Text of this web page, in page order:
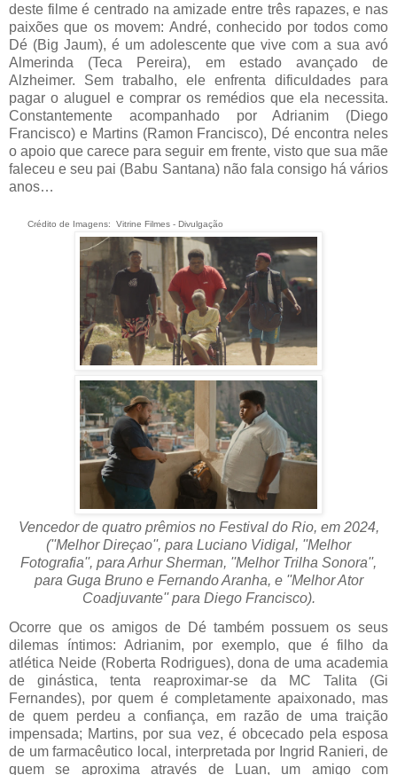
deste filme é centrado na amizade entre três rapazes, e nas
paixões que os movem: André, conhecido por todos como
Dé (Big Jaum), é um adolescente que vive com a sua avó
Almerinda (Teca Pereira), em estado avançado de
Alzheimer. Sem trabalho, ele enfrenta dificuldades para
pagar o aluguel e comprar os remédios que ela necessita.
Constantemente acompanhado por Adrianim (Diego
Francisco) e Martins (Ramon Francisco), Dé encontra neles
o apoio que carece para seguir em frente, visto que sua mãe
faleceu e seu pai (Babu Santana) não fala consigo há vários
anos…
Crédito de Imagens: Vitrine Filmes - Divulgação
Vencedor de quatro prêmios no Festival do Rio, em 2024,
(''Melhor Direçao'', para Luciano Vidigal, ''Melhor
Fotografia'', para Arhur Sherman, ''Melhor Trilha Sonora'',
para Guga Bruno e Fernando Aranha, e ''Melhor Ator
Coadjuvante'' para Diego Francisco).
Ocorre que os amigos de Dé também possuem os seus
dilemas íntimos: Adrianim, por exemplo, que é filho da
atlética Neide (Roberta Rodrigues), dona de uma academia
de ginástica, tenta reaproximar-se da MC Talita (Gi
Fernandes), por quem é completamente apaixonado, mas
de quem perdeu a confiança, em razão de uma traição
impensada; Martins, por sua vez, é obcecado pela esposa
de um farmacêutico local, interpretada por Ingrid Ranieri, de
quem se aproxima através de Luan, um amigo com